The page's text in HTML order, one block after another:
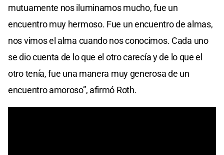
mutuamente nos iluminamos mucho, fue un
encuentro muy hermoso. Fue un encuentro de almas,
nos vimos el alma cuando nos conocimos. Cada uno
se dio cuenta de lo que el otro carecía y de lo que el
otro tenía, fue una manera muy generosa de un
encuentro amoroso”, afirmó Roth.